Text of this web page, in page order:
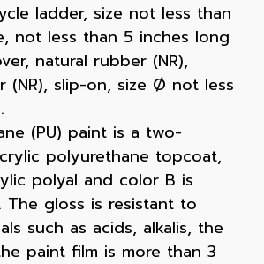
ladder, size not less than
not less than 5 inches long
natural rubber (NR),
(NR), slip-on, size Ø not less
(PU) paint is a two-
polyurethane topcoat,
polyal and color B is
The gloss is resistant to
such as acids, alkalis, the
paint film is more than 3